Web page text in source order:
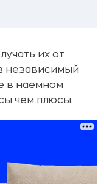
их от
независимый
в наемном
чем плюсы.